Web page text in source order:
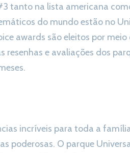
tanto na lista americana
do mundo estão no
awards são eleitos por meio
e avaliações dos
incríveis para toda a
poderosas. O parque